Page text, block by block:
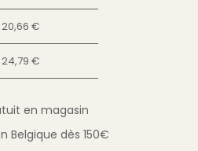
20,66 €
24,79 €
en magasin
Belgique dès 150€